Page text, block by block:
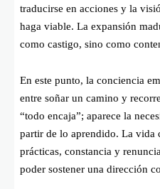
traducirse en acciones y la
haga viable. La expansión
como castigo, sino como
En este punto, la conciencia
entre soñar un camino y
“todo encaja”; aparece la
partir de lo aprendido. La vida
prácticas, constancia y
poder sostener una dirección